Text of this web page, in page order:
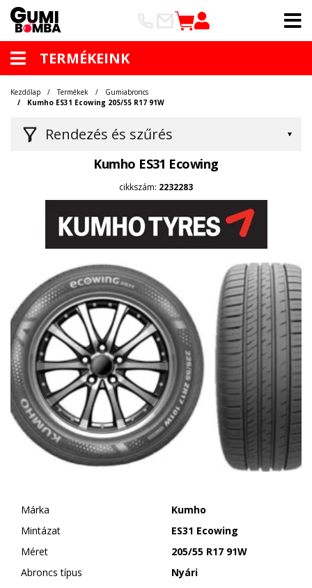
TERMÉKEINK
Rendezés és szűrés
Kezdőlap Termékek
Gumiabroncs
Kumho ES31 Ecowing 205/55 R17 91W
Kumho ES31 Ecowing
cikkszám: 2232283
Márka
Kumho
Mintázat
ES31 Ecowing
Méret
205/55 R17 91W
Abroncs típus
Nyári